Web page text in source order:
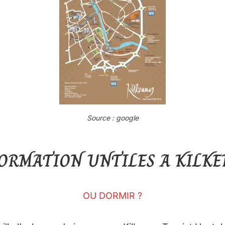
Source : google
UNTILES A
OU DORMIR ?